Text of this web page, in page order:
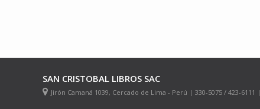
SAN CRISTOBAL LIBROS SAC
Jirón Camaná 1039, Cercado de Lima - Perú | 330-5075 / 423-6111 |